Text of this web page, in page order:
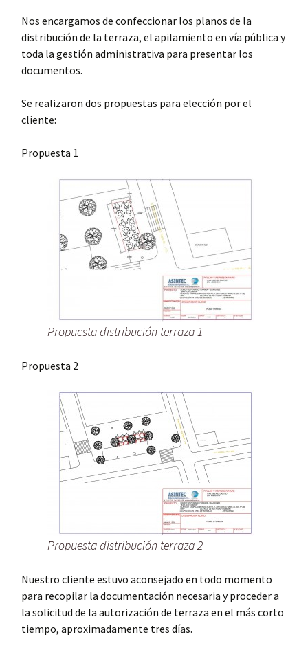
Nos encargamos de confeccionar los planos de la
distribución de la terraza, el apilamiento en vía pública y
toda la gestión administrativa para presentar los
documentos.
Se realizaron dos propuestas para elección por el
cliente:
Propuesta 1
Propuesta distribución terraza 1
Propuesta 2
Propuesta distribución terraza 2
Nuestro cliente estuvo aconsejado en todo momento
para recopilar la documentación necesaria y proceder a
la solicitud de la autorización de terraza en el más corto
tiempo, aproximadamente tres días.